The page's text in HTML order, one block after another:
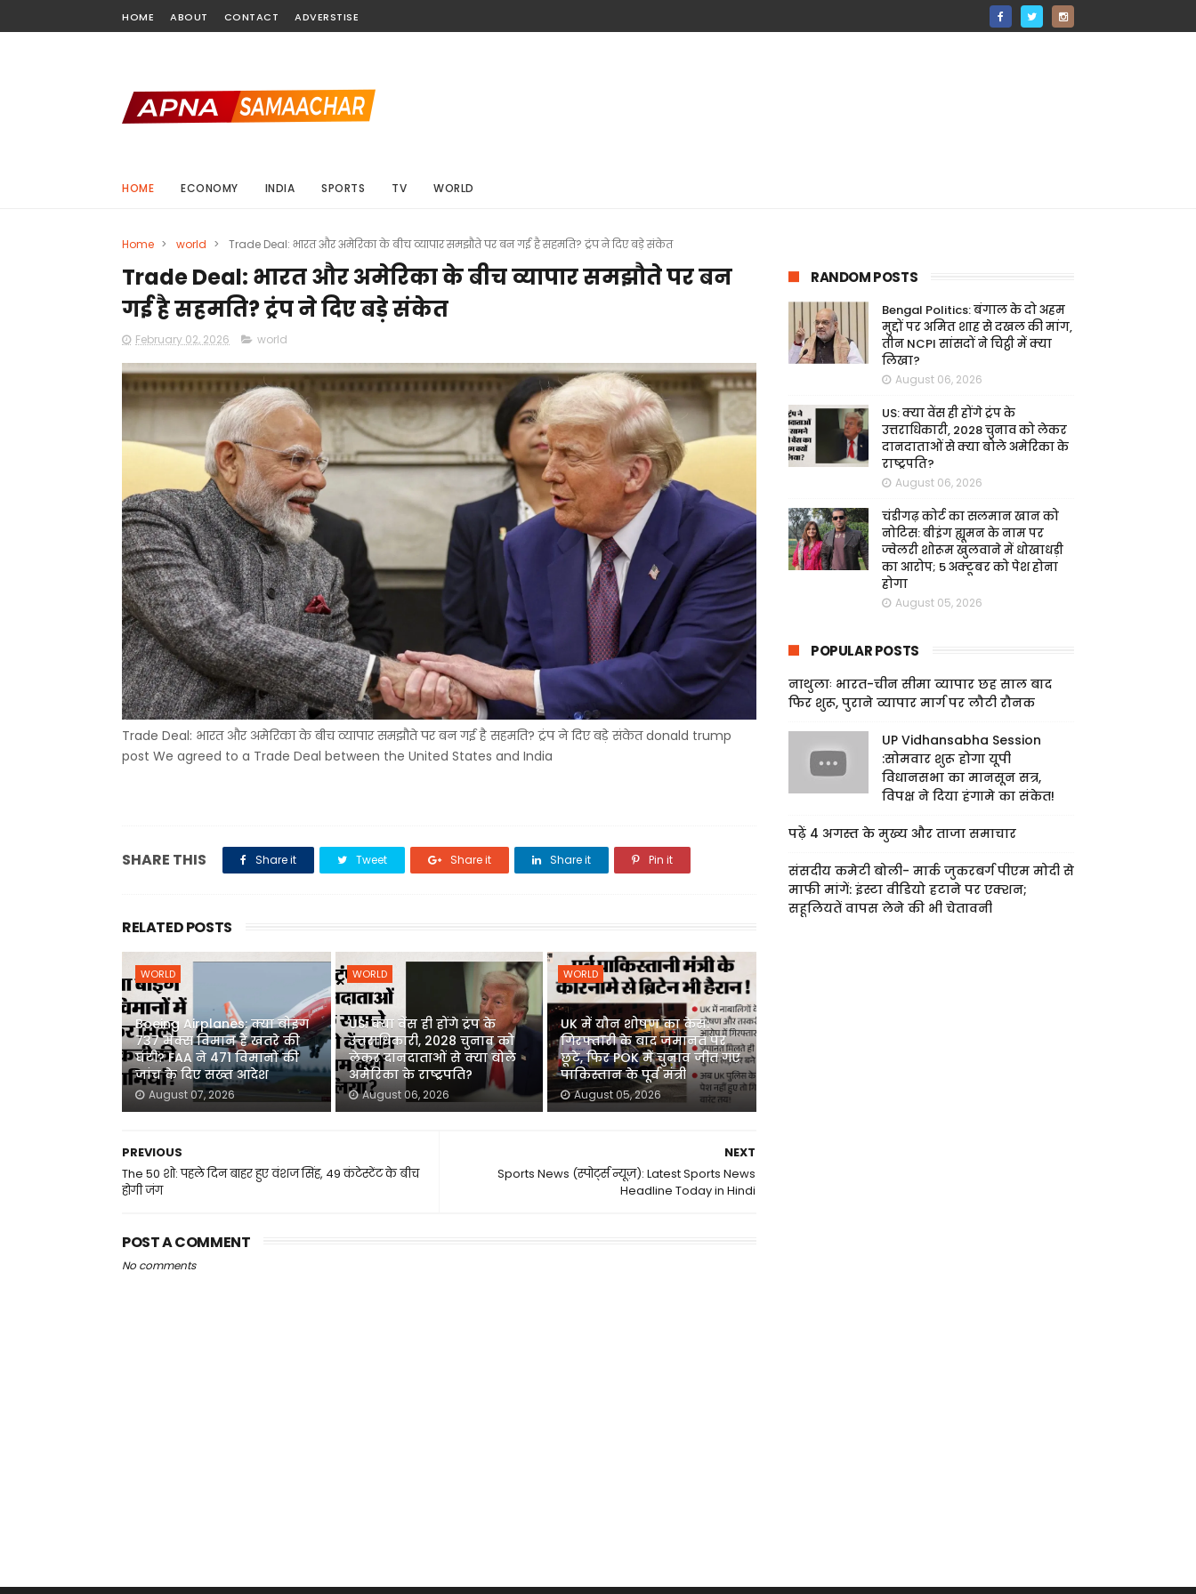
HOME ABOUT CONTACT ADVERSTISE
HOME ECONOMY INDIA SPORTS TV WORLD
Home > world > Trade Deal: भारत और अमेरिका के बीच व्यापार समझौते पर बन गई है सहमति? ट्रंप ने दिए बड़े संकेत
Trade Deal: भारत और अमेरिका के बीच व्यापार समझौते पर बन
गई है सहमति? ट्रंप ने दिए बड़े संकेत
February 02, 2026 world
Trade Deal: भारत और अमेरिका के बीच व्यापार समझौते पर बन गई है सहमति? ट्रंप ने दिए बड़े संकेत donald trump
post We agreed to a Trade Deal between the United States and India
SHARE THIS Share it Tweet Share it Share it Pin it
RELATED POSTS
WORLD
Boeing Airplanes: क्या बोइंग
737 मैक्स विमान हैं खतरे की
घंटी? FAA ने 471 विमानों की
जांच के दिए सख्त आदेश
August 07, 2026
WORLD
US: क्या वेंस ही होंगे ट्रंप के
उत्तराधिकारी, 2028 चुनाव को
लेकर दानदाताओं से क्या बोले
अमेरिका के राष्ट्रपति?
August 06, 2026
WORLD
UK में यौन शोषण का केस:
गिरफ्तारी के बाद जमानत पर
छूटे, फिर POK में चुनाव जीत गए
पाकिस्तान के पूर्व मंत्री
August 05, 2026
NEXT
Sports News (स्पोर्ट्स न्यूज़): Latest Sports News
Headline Today in Hindi
PREVIOUS
The 50 शो: पहले दिन बाहर हुए वंशज सिंह, 49 कंटेस्टेंट के बीच
होगी जंग
POST A COMMENT
No comments
RANDOM POSTS
Bengal Politics: बंगाल के दो अहम
मुद्दों पर अमित शाह से दखल की मांग,
तीन NCPI सांसदों ने चिट्ठी में क्या
लिखा?
August 06, 2026
US: क्या वेंस ही होंगे ट्रंप के
उत्तराधिकारी, 2028 चुनाव को लेकर
दानदाताओं से क्या बोले अमेरिका के
राष्ट्रपति?
August 06, 2026
चंडीगढ़ कोर्ट का सलमान खान को
नोटिस: बीइंग ह्यूमन के नाम पर
ज्वेलरी शोरूम खुलवाने में धोखाधड़ी
का आरोप; 5 अक्टूबर को पेश होना
होगा
August 05, 2026
POPULAR POSTS
नाथुलाः भारत-चीन सीमा व्यापार छह साल बाद
फिर शुरू, पुराने व्यापार मार्ग पर लौटी रौनक
UP Vidhansabha Session
:सोमवार शुरू होगा यूपी
विधानसभा का मानसून सत्र,
विपक्ष ने दिया हंगामे का संकेत!
पढ़ें 4 अगस्त के मुख्य और ताजा समाचार
संसदीय कमेटी बोली- मार्क जुकरबर्ग पीएम मोदी से
माफी मांगें: इंस्टा वीडियो हटाने पर एक्शन;
सहूलियतें वापस लेने की भी चेतावनी